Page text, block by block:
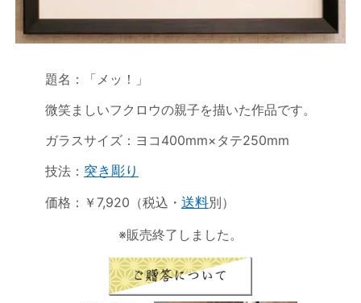
題名：「メッ！」
微笑ましいフクロウの親子を描いた作品です。
ガラスサイズ：ヨコ400mm×タテ250mm
技法： 突き彫り
価格：￥7,920（税込・ 送料別）
※販売終了しました。